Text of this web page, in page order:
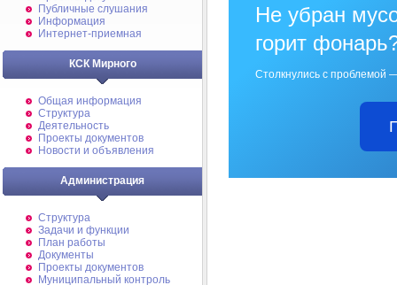
Публичные слушания
Информация
Интернет-приемная
КСК Мирного
Общая информация
Структура
Деятельность
Проекты документов
Новости и объявления
Администрация
Структура
Задачи и функции
План работы
Документы
Проекты документов
Муниципальный контроль
Не убран
горит
Столкнулись с проблемой